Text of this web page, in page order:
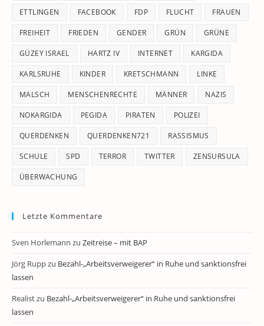
ETTLINGEN FACEBOOK FDP FLUCHT FRAUEN
FREIHEIT FRIEDEN GENDER GRÜN GRÜNE
GÜZEY ISRAEL HARTZ IV INTERNET KARGIDA
KARLSRUHE KINDER KRETSCHMANN LINKE
MALSCH MENSCHENRECHTE MÄNNER NAZIS
NOKARGIDA PEGIDA PIRATEN POLIZEI
QUERDENKEN QUERDENKEN721 RASSISMUS
SCHULE SPD TERROR TWITTER ZENSURSULA
ÜBERWACHUNG
Letzte Kommentare
Sven Horlemann zu Zeitreise – mit BAP
Jörg Ruppzu Bezahl-„Arbeitsverweigerer“ in Ruhe und sanktionsfrei
lassen
Realistzu Bezahl-„Arbeitsverweigerer“ in Ruhe und sanktionsfrei
lassen